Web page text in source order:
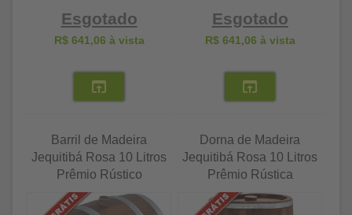
Esgotado
R$ 641,06 à vista
Esgotado
R$ 641,06 à vista
Barril de Madeira
Jequitibá Rosa 10 Litros
Prêmio Rústico
Dorna de Madeira
Jequitibá Rosa 10 Litros
Prêmio Rústica